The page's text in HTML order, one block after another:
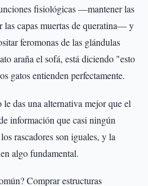
fisiológicas —mantener las
las capas muertas de queratina— y
feromonas de las glándulas
araña el sofá, está diciendo "esto
gatos entienden perfectamente.
das una alternativa mejor que el
información que casi ningún
rascadores son iguales, y la
algo fundamental.
Comprar estructuras